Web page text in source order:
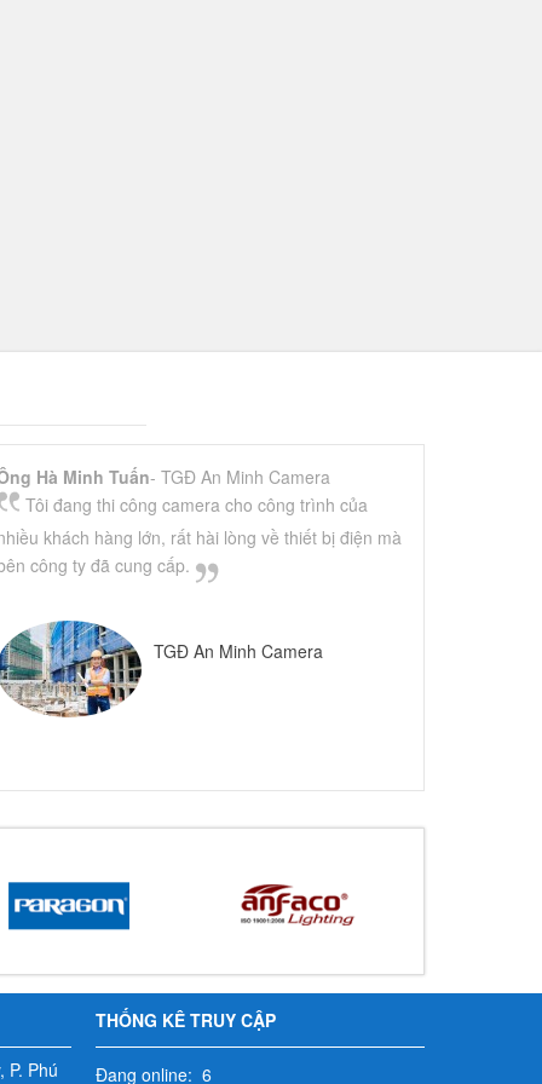
Hà Minh Tuấn- TGĐ An Minh Camera
Tôi đang thi công camera cho công trình của
khách hàng lớn, rất hài lòng về thiết bị điện mà
công ty đã cung cấp.
TGĐ An Minh Camera
P. Phú
THỐNG KÊ TRUY CẬP
Đang online: 6